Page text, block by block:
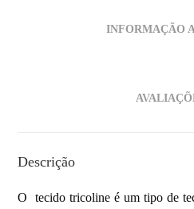
INFORMAÇÃO
Descrição
O tecido tricoline é um tipo de